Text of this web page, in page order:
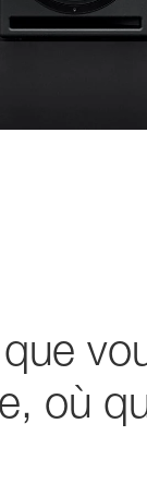
que
où